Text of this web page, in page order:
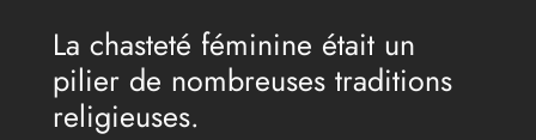
La chasteté féminine était un
pilier de nombreuses traditions
religieuses.